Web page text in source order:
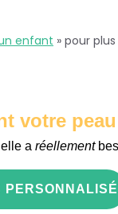
enfant » pour
votre
a réellement
PERSONNALISÉ